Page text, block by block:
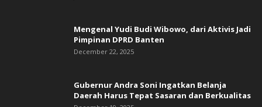
Mengenal Yudi Budi Wibowo, dari Aktivis Jadi
Pimpinan DPRD Banten
December 22, 2025
Gubernur Andra Soni Ingatkan Belanja
Daerah Harus Tepat Sasaran dan Berkualitas